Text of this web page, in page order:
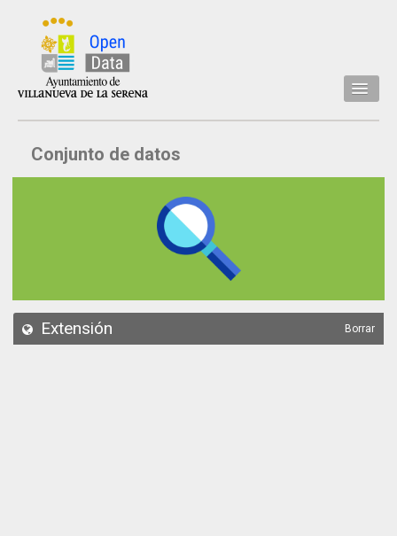
Inicio
Datos
API
Conjunto de datos
Extensión Borrar